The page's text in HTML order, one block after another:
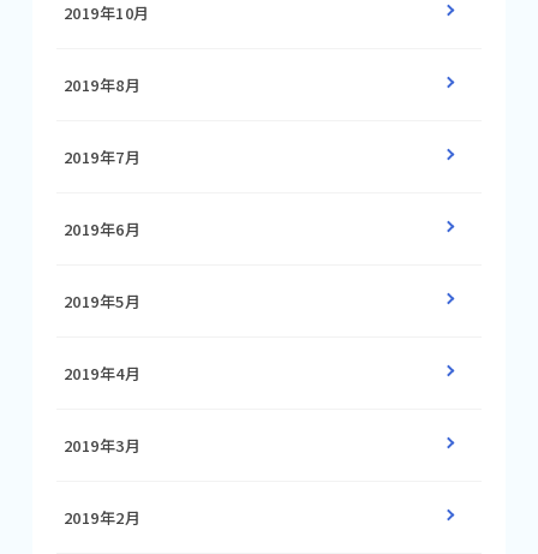
2019年10月
2019年8月
2019年7月
2019年6月
2019年5月
2019年4月
2019年3月
2019年2月